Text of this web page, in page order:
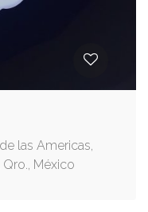
las Americas,
México